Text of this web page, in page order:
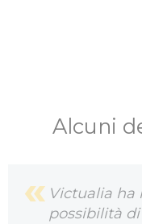
Alcuni
Victualia ha
possibilità